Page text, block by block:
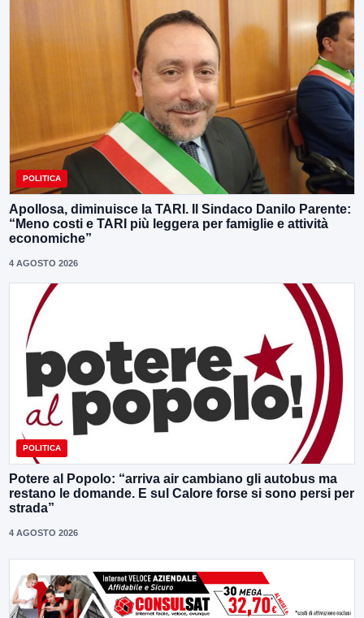
POLITICA
Apollosa, diminuisce la TARI. Il Sindaco Danilo Parente:
“Meno costi e TARI più leggera per famiglie e attività
economiche”
4 AGOSTO 2026
POLITICA
Potere al Popolo: “arriva air cambiano gli autobus ma
restano le domande. E sul Calore forse si sono persi per
strada”
4 AGOSTO 2026